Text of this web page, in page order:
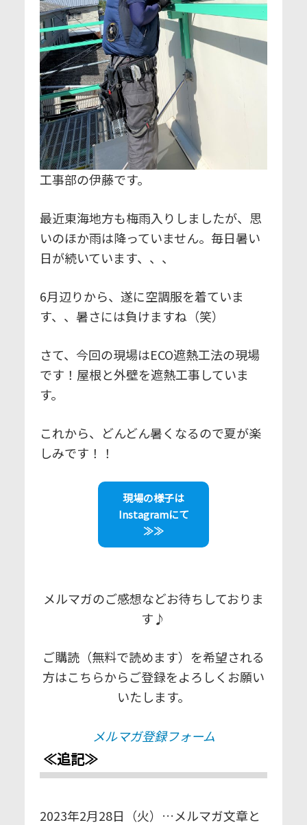
工事部の伊藤です。
最近東海地方も梅雨入りしましたが、思
いのほか雨は降っていません。毎日暑い
日が続いています、、、
6月辺りから、遂に空調服を着ていま
す、、暑さには負けますね（笑）
さて、今回の現場はECO遮熱工法の現場
です！屋根と外壁を遮熱工事していま
す。
これから、どんどん暑くなるので夏が楽
しみです！！
現場の様子は
Instagramにて
≫≫
メルマガのご感想などお待ちしておりま
す♪
ご購読（無料で読めます）を希望される
方はこちらからご登録をよろしくお願い
いたします。
メルマガ登録フォーム
≪追記≫
2023年2月28日（火）…メルマガ文章と